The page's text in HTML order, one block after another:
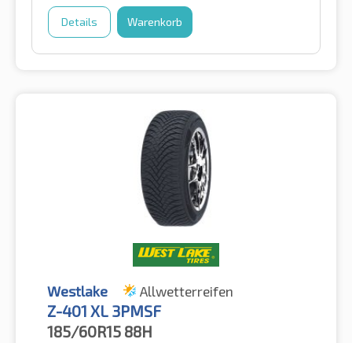
Details Warenkorb
Westlake Allwetterreifen
Z-401 XL 3PMSF
185/60R15 88H